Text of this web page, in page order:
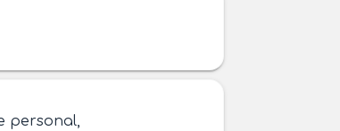
personal,